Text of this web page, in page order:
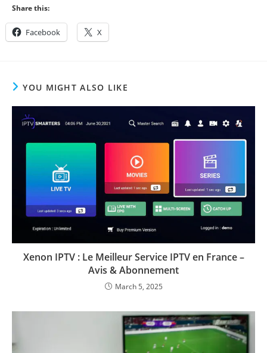
Share this:
Facebook X
YOU MIGHT ALSO LIKE
Xenon IPTV : Le Meilleur Service IPTV en France –
Avis & Abonnement
March 5, 2025